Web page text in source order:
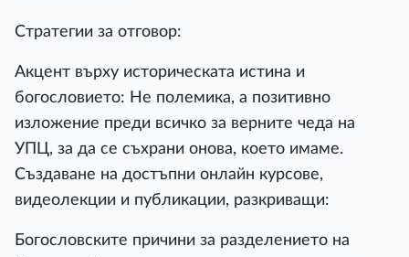
Стратегии за отговор:
Акцент върху историческата истина и
богословието: Не полемика, а позитивно
изложение преди всичко за верните чеда на
УПЦ, за да се съхрани онова, което имаме.
Създаване на достъпни онлайн курсове,
видеолекции и публикации, разкриващи:
Богословските причини за разделението на